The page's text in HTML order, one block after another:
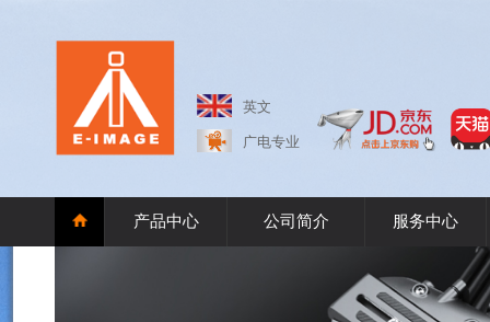
英文
广电专业
产品中心 公司简介 服务中心